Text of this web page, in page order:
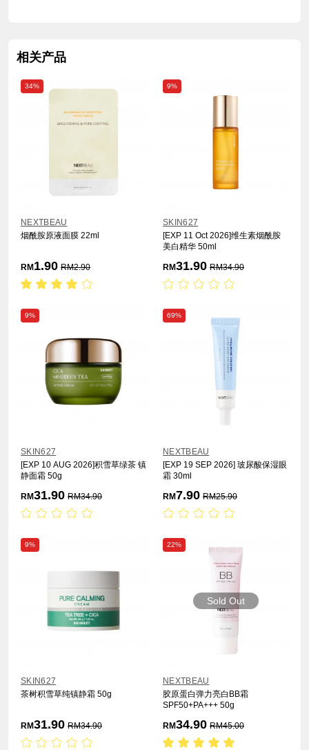
相关产品
34%
NEXTBEAU
烟酰胺原液面膜 22ml
RM 1.90 RM2.90
9%
SKIN627
[EXP 11 Oct 2026]维生素烟酰胺
美白精华 50ml
RM31.90 RM34.90
9%
SKIN627
[EXP 10 AUG 2026]积雪草绿茶 镇
静面霜 50g
RM31.90 RM34.90
69%
NEXTBEAU
[EXP 19 SEP 2026] 玻尿酸保湿眼
霜 30ml
RM7.90 RM25.90
9%
SKIN627
茶树积雪草纯镇静霜 50g
RM31.90 RM34.90
22%
Sold Out
NEXTBEAU
胶原蛋白弹力亮白BB霜
SPF50+PA+++ 50g
RM34.90 RM45.00